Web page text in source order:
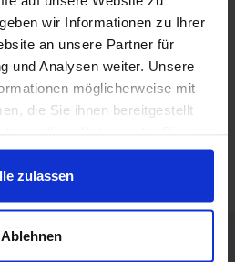
wir Informationen zu Ihrer
an unsere Partner für
und Analysen weiter. Unsere
möglicherweise mit
die Sie ihnen bereitgestellt
zulassen
Ablehnen
CDI Study "Analysis and Evaluation of the Actors Landscape and Development Prospects for the Decarbonisation of Industry" (English)